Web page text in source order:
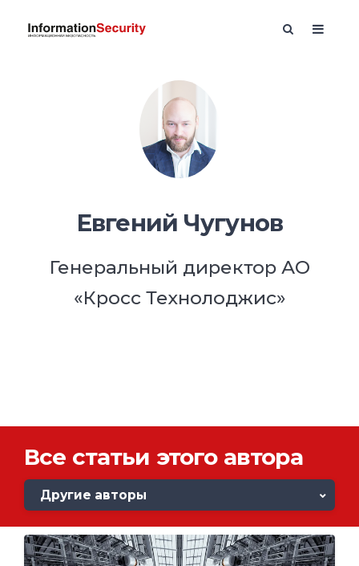
Евгений Чугунов
Генеральный директор АО
«Кросс Технолоджис»
Все статьи этого автора
Другие авторы